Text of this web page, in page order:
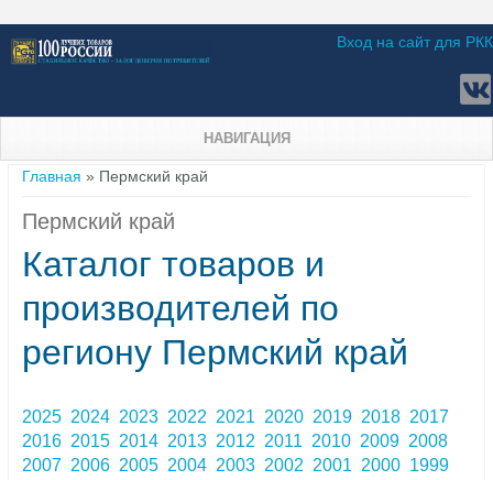
Вход на сайт для РКК
НАВИГАЦИЯ
Вы здесь
Главная » Пермский край
Пермский край
Каталог товаров и
производителей по
региону Пермский край
2025 2024 2023 2022 2021 2020 2019 2018 2017
2016 2015 2014 2013 2012 2011 2010 2009 2008
2007 2006 2005 2004 2003 2002 2001 2000 1999